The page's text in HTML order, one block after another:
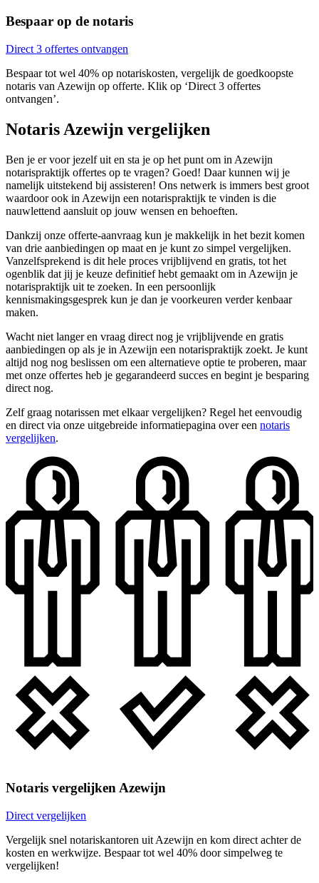
Bespaar op de notaris
Direct 3 offertes ontvangen
Bespaar tot wel 40% op notariskosten, vergelijk de goedkoopste
notaris van Azewijn op offerte. Klik op ‘Direct 3 offertes
ontvangen’.
Notaris Azewijn vergelijken
Ben je er voor jezelf uit en sta je op het punt om in Azewijn
notarispraktijk offertes op te vragen? Goed! Daar kunnen wij je
namelijk uitstekend bij assisteren! Ons netwerk is immers best groot
waardoor ook in Azewijn een notarispraktijk te vinden is die
nauwlettend aansluit op jouw wensen en behoeften.
Dankzij onze offerte-aanvraag kun je makkelijk in het bezit komen
van drie aanbiedingen op maat en je kunt zo simpel vergelijken.
Vanzelfsprekend is dit hele proces vrijblijvend en gratis, tot het
ogenblik dat jij je keuze definitief hebt gemaakt om in Azewijn je
notarispraktijk uit te zoeken. In een persoonlijk
kennismakingsgesprek kun je dan je voorkeuren verder kenbaar
maken.
Wacht niet langer en vraag direct nog je vrijblijvende en gratis
aanbiedingen op als je in Azewijn een notarispraktijk zoekt. Je kunt
altijd nog nog beslissen om een alternatieve optie te proberen, maar
met onze offertes heb je gegarandeerd succes en begint je besparing
direct nog.
Zelf graag notarissen met elkaar vergelijken? Regel het eenvoudig
en direct via onze uitgebreide informatiepagina over een notaris
vergelijken.
Notaris vergelijken Azewijn
Direct vergelijken
Vergelijk snel notariskantoren uit Azewijn en kom direct achter de
kosten en werkwijze. Bespaar tot wel 40% door simpelweg te
vergelijken!